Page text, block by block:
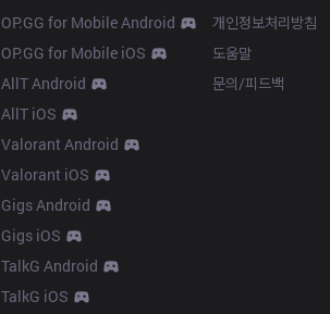
OP.GG for Mobile Android
OP.GG for Mobile iOS
AllT Android
AllT iOS
Valorant Android
Valorant iOS
Gigs Android
Gigs iOS
TalkG Android
TalkG iOS
개인정보처리방침
도움말
문의/피드백